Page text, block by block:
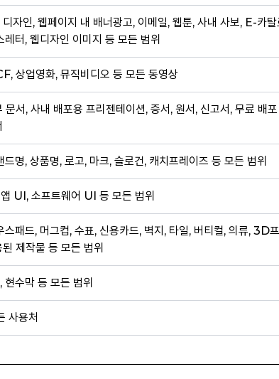
자인, 웹페이지 내 배너광고, 이메일, 웹툰, 사내 사보, E-카
레터, 웹디자인 이미지 등 모든 범위
상업영화, 뮤직비디오 등 모든 동영상
문서, 사내 배포용 프리젠테이션, 증서, 원서, 신고서, 무료 배
드명, 상품명, 로고, 마크, 슬로건, 캐치프레이즈 등 모든 범위
UI, 소프트웨어 UI 등 모든 범위
스패드, 머그컵, 수표, 신용카드, 벽지, 타일, 버티컬, 의류, 3D
제작물 등 모든 범위
현수막 등 모든 범위
사용처